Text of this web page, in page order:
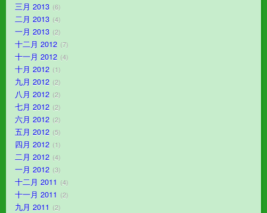
三月 2013 6
二月 2013 4
一月 2013 2
十二月 2012 7
十一月 2012 4
十月 2012 1
九月 2012 2
八月 2012 2
七月 2012 2
六月 2012 2
五月 2012 5
四月 2012 1
二月 2012 4
一月 2012 3
十二月 2011 4
十一月 2011 2
九月 2011 2